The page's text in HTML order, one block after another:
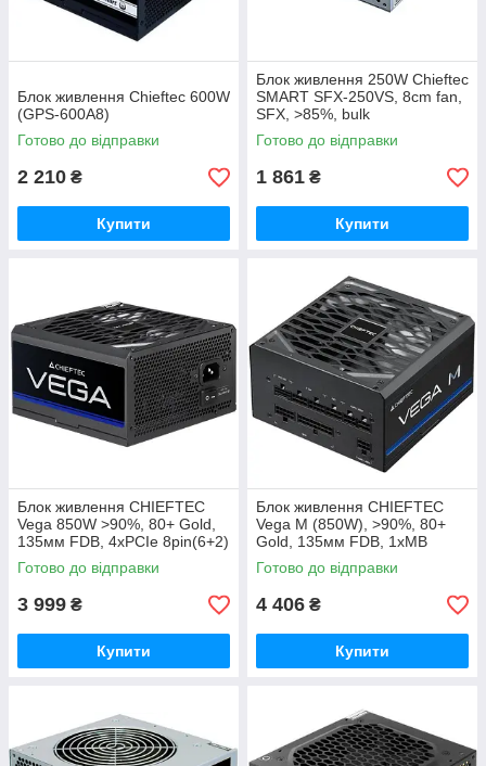
Блок живлення Chieftec 600W
(GPS-600A8)
Готово до відправки
2 210 ₴
Купити
Блок живлення 250W Chieftec
SMART SFX-250VS, 8cm fan,
SFX, >85%, bulk
Готово до відправки
1 861 ₴
Купити
Блок живлення CHIEFTEC
Vega 850W >90%, 80+ Gold,
135мм FDB, 4xPCIe 8pin(6+2)
(PPG-850-S)
Готово до відправки
3 999 ₴
Купити
Блок живлення CHIEFTEC
Vega M (850W), >90%, 80+
Gold, 135мм FDB, 1xMB
24pin(20+4), 2xCPU 8pin(4+4)
(PPG-850-C)
Готово до відправки
4 406 ₴
Купити